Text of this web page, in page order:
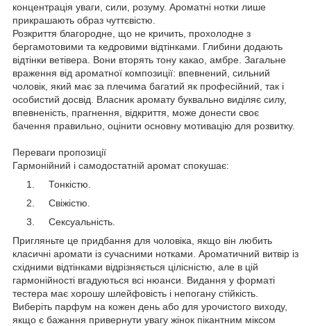
концентрація уваги, сили, розуму. Ароматні нотки лише
прикрашають образ чуттєвістю.
Розкриття благородне, що не кричить, прохолодне з
бергамотовими та кедровими відтінками. Глибини додають
відтінки ветівера. Вони вторять тону какао, амбре. Загальне
враження від ароматної композиції: впевнений, сильний
чоловік, який має за плечима багатий як професійний, так і
особистий досвід. Власник аромату буквально виділяє силу,
впевненість, прагнення, відкриття, може донести своє
бачення правильно, оцінити основну мотивацію для розвитку.
Переваги пропозиції
Гармонійний і самодостатній аромат спокушає:
Тонкістю.
Свіжістю.
Сексуальність.
Пригляньте це придбання для чоловіка, якщо він любить
класичні аромати із сучасними нотками. Ароматичний витвір із
східними відтінками відрізняється цілісністю, але в цій
гармонійності вгадуються всі нюанси. Видання у форматі
тестера має хорошу шлейфовість і непогану стійкість.
Виберіть парфум на кожен день або для урочистого виходу,
якщо є бажання привернути увагу жінок пікантним міксом